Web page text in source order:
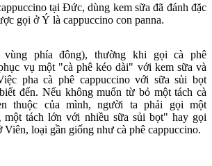
tại Đức, dùng kem sữa đã đánh đặc
gọi ở Ý là cappuccino con panna.
phía đông), thường khi gọi cà phê
vụ một "cà phê kéo dài" với kem sữa và
pha cà phê cappuccino với sữa sủi bọt
đến. Nếu không muốn từ bỏ một tách cà
thuộc của mình, người ta phải gọi một
một tách lớn với nhiều sữa sủi bọt" hay gọi
Viên, loại gần giống như cà phê cappuccino.